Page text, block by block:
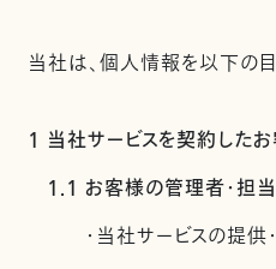
当社は、個人情報を以下の
1 当社サービスを契約した
1.1 お客様の管理者・担
・当社サービスの提供